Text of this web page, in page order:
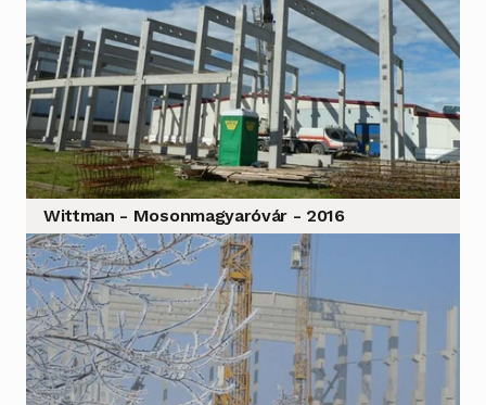
Wittman - Mosonmagyaróvár - 2016